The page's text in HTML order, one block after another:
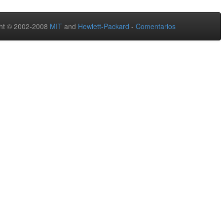
© 2002-2008 MIT and Hewlett-Packard - Comentarios